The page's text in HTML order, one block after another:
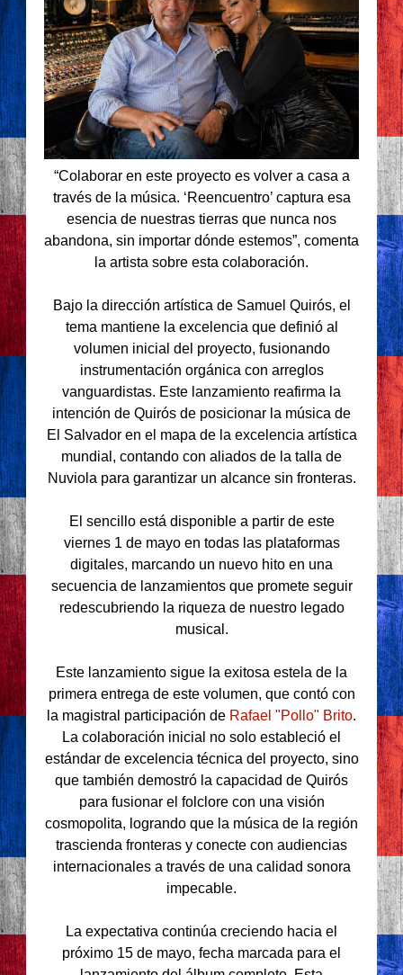
“Colaborar en este proyecto es volver a casa a
través de la música. ‘Reencuentro’ captura esa
esencia de nuestras tierras que nunca nos
abandona, sin importar dónde estemos”, comenta
la artista sobre esta colaboración.
Bajo la dirección artística de Samuel Quirós, el
tema mantiene la excelencia que definió al
volumen inicial del proyecto, fusionando
instrumentación orgánica con arreglos
vanguardistas. Este lanzamiento reafirma la
intención de Quirós de posicionar la música de
El Salvador en el mapa de la excelencia artística
mundial, contando con aliados de la talla de
Nuviola para garantizar un alcance sin fronteras.
El sencillo está disponible a partir de este
viernes 1 de mayo en todas las plataformas
digitales, marcando un nuevo hito en una
secuencia de lanzamientos que promete seguir
redescubriendo la riqueza de nuestro legado
musical.
Este lanzamiento sigue la exitosa estela de la
primera entrega de este volumen, que contó con
la magistral participación de Rafael "Pollo" Brito.
La colaboración inicial no solo estableció el
estándar de excelencia técnica del proyecto, sino
que también demostró la capacidad de Quirós
para fusionar el folclore con una visión
cosmopolita, logrando que la música de la región
trascienda fronteras y conecte con audiencias
internacionales a través de una calidad sonora
impecable.
La expectativa continúa creciendo hacia el
próximo 15 de mayo, fecha marcada para el